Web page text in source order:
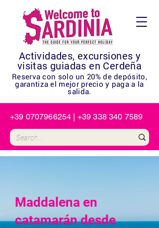
Actividades, excursiones y
visitas guiadas en Cerdeña
+39 0707966254 | +39 338 340 7589
Reserva con solo un 20% de depósito,
garantiza el mejor precio y paga a la
salida.
Maddalena en
catamarán desde